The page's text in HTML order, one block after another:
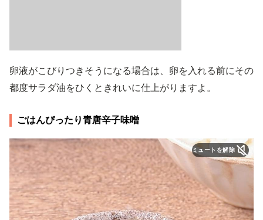
卵液がこびりつきそうになる場合は、卵を入れる前にその
都度サラダ油をひくときれいに仕上がりますよ。
ごはんぴったり青唐辛子味噌
ミュートを解除